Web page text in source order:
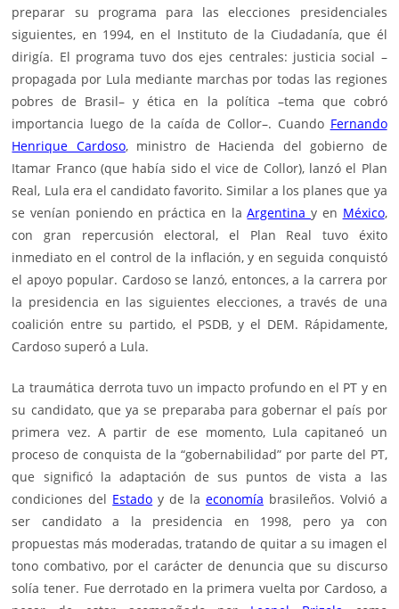
preparar su programa para las elecciones presidenciales
siguientes, en 1994, en el Instituto de la Ciudadanía, que él
dirigía. El programa tuvo dos ejes centrales: justicia social –
propagada por Lula mediante marchas por todas las regiones
pobres de Brasil– y ética en la política –tema que cobró
importancia luego de la caída de Collor–. Cuando Fernando
Henrique Cardoso, ministro de Hacienda del gobierno de
Itamar Franco (que había sido el vice de Collor), lanzó el Plan
Real, Lula era el candidato favorito. Similar a los planes que ya
se venían poniendo en práctica en laArgentinay en México,
con gran repercusión electoral, el Plan Real tuvo éxito
inmediato en el control de la inflación, y en seguida conquistó
el apoyo popular. Cardoso se lanzó, entonces, a la carrera por
la presidencia en las siguientes elecciones, a través de una
coalición entre su partido, el PSDB, y el DEM. Rápidamente,
Cardoso superó a Lula.
La traumática derrota tuvo un impacto profundo en el PT y en
su candidato, que ya se preparaba para gobernar el país por
primera vez. A partir de ese momento, Lula capitaneó un
proceso de conquista de la “gobernabilidad” por parte del PT,
que significó la adaptación de sus puntos de vista a las
condiciones del Estado y de la economía brasileños. Volvió a
ser candidato a la presidencia en 1998, pero ya con
propuestas más moderadas, tratando de quitar a su imagen el
tono combativo, por el carácter de denuncia que su discurso
solía tener. Fue derrotado en la primera vuelta por Cardoso, a